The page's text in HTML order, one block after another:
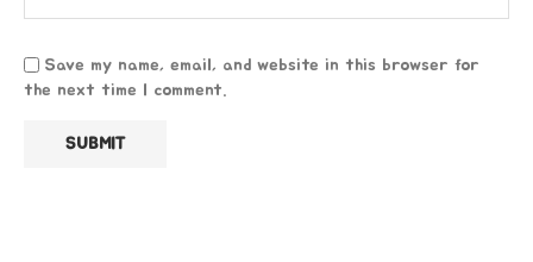
Save my name, email, and website in this browser for
the next time I comment.